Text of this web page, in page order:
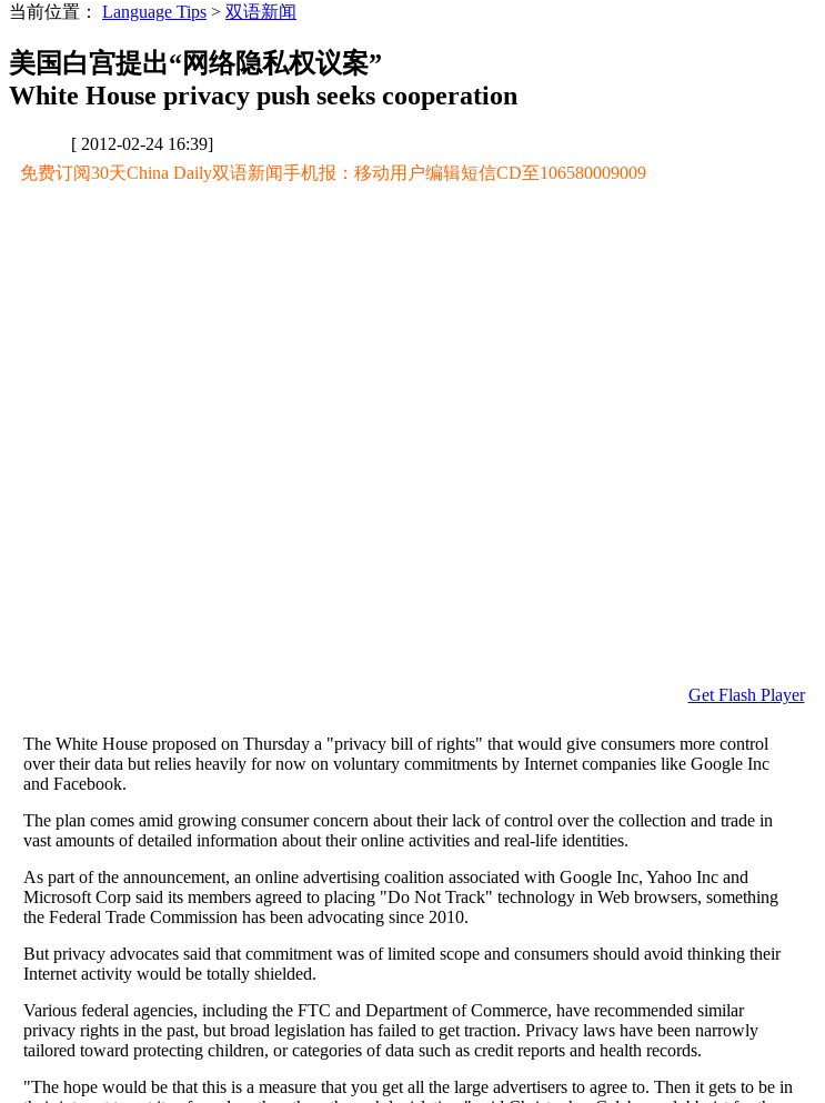
当前位置： Language Tips > 双语新闻
美国白宫提出“网络隐私权议案”
White House privacy push seeks cooperation
[ 2012-02-24 16:39]
免费订阅30天China Daily双语新闻手机报：移动用户编辑短信CD至106580009009
Get Flash Player
The White House proposed on Thursday a "privacy bill of rights" that would give consumers more control
over their data but relies heavily for now on voluntary commitments by Internet companies like Google Inc
and Facebook.
The plan comes amid growing consumer concern about their lack of control over the collection and trade in
vast amounts of detailed information about their online activities and real-life identities.
As part of the announcement, an online advertising coalition associated with Google Inc, Yahoo Inc and
Microsoft Corp said its members agreed to placing "Do Not Track" technology in Web browsers, something
the Federal Trade Commission has been advocating since 2010.
But privacy advocates said that commitment was of limited scope and consumers should avoid thinking their
Internet activity would be totally shielded.
Various federal agencies, including the FTC and Department of Commerce, have recommended similar
privacy rights in the past, but broad legislation has failed to get traction. Privacy laws have been narrowly
tailored toward protecting children, or categories of data such as credit reports and health records.
"The hope would be that this is a measure that you get all the large advertisers to agree to. Then it gets to be in